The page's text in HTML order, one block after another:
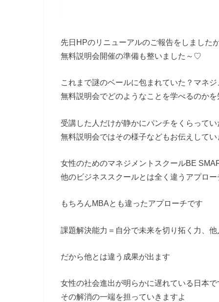
先日HPのリニューアルのご報告をしました
無料説明会開催の準備も整いました～♡
これまで謎のベールに包まれていた？マネ
無料説明会でどのようなことを学べるのか
受講した人だけが静かにパンチをくらって
無料説明会ではその様子などもお伝えして
女性のためのマネジメントスクールBE
他のビジネススクールとは全く違うアプロ
もちろんMBAとも違ったアプローチです
課題解決能力＝自分で未来を切り拓く力、 他
だから他とは違う成果が出ます
女性の社会進出が明らかに遅れている日本で
その解消の一端を担っていきますよ